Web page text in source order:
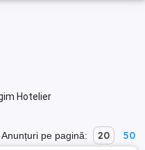
Hotelier
Anunțuri pe pagină: 20 50